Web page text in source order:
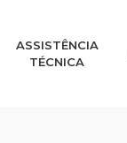
ASSISTÊNCIA
TÉCNICA